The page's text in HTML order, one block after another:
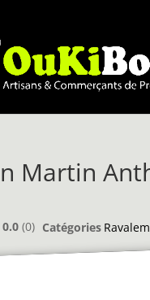
Martin
0.0 0 Catégories